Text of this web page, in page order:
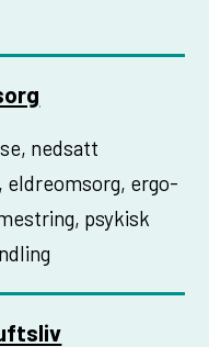
nedsatt
eldreomsorg, ergo-
psykisk